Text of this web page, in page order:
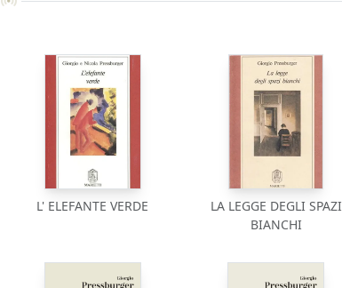
L' ELEFANTE VERDE
LA LEGGE DEGLI SPAZI
BIANCHI